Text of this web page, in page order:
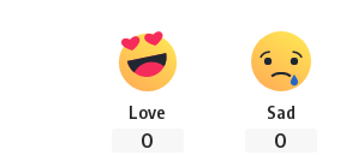
Love
0
Sad
0